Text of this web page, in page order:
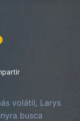
volátil, Larys
busca